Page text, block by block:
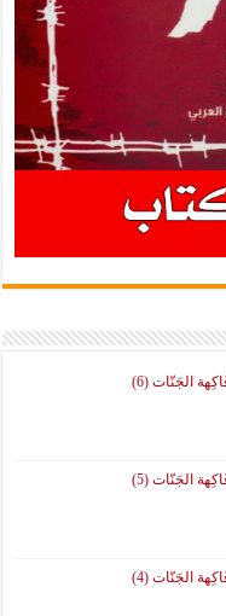
الجَنّات (6)
الجَنّات (5)
الجَنّات (4)